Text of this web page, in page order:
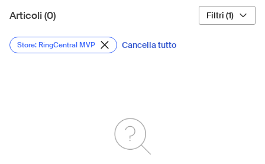
Articoli (0) Filtri (1)
Store: RingCentral MVP Cancella tutto